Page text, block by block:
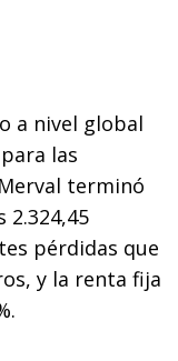
a nivel global
las
terminó
2.324,45
pérdidas que
y la renta fija